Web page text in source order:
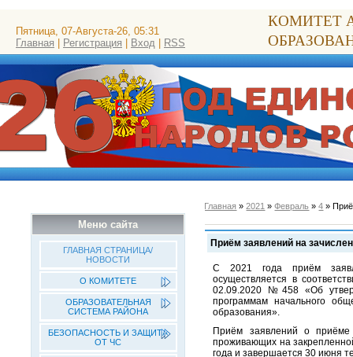
КОМИТЕТ
Пятница, 07-Августа-26, 05:31
Главная
Регистрация Вход RSS
Меню сайта
ГЛАВНАЯ СТРАНИЦА/
НОВОСТИ
О КОМИТЕТЕ
ОБРАЗОВАТЕЛЬНАЯ
СИСТЕМА РАЙОНА
БЕЗОПАСНОСТЬ И ЗАЩИТА
ОТ ЧС
Главная »2021 » Февраль » 4 »
Приём заявлений на
С 2021 года приём
осуществляется в
02.09.2020 №458 «Об
программам начального
образования».
Приём заявлений о
проживающих на
года и завершается 30 июня